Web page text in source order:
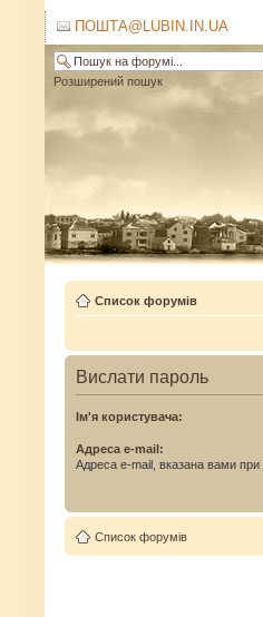
ПОШТА@LUBIN.IN.UA
Розширений пошук
Список форумів
Вислати пароль
Ім'я користувача:
Адреса e-mail:
Адреса e-mail, вказана вами при
Список форумів